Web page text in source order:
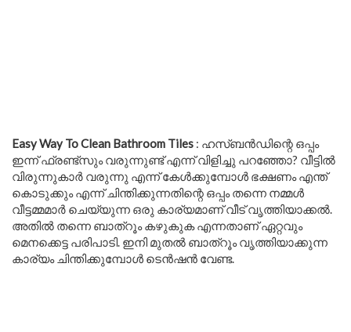
Easy Way To Clean Bathroom Tiles : ഹസ്ബൻഡിന്റെ ഒപ്പം
ഇന്ന് ഫ്രണ്ട്സും വരുന്നുണ്ട് എന്ന് വിളിച്ചു പറഞ്ഞോ? വീട്ടിൽ
വിരുന്നുകാർ വരുന്നു എന്ന് കേൾക്കുമ്പോൾ ഭക്ഷണം എന്ത്
കൊടുക്കും എന്ന് ചിന്തിക്കുന്നതിന്റെ ഒപ്പം തന്നെ നമ്മൾ
വീട്ടമ്മമാർ ചെയ്യുന്ന ഒരു കാര്യമാണ് വീട് വൃത്തിയാക്കൽ.
അതിൽ തന്നെ ബാത്റൂം കഴുകുക എന്നതാണ് ഏറ്റവും
മെനക്കെട്ട പരിപാടി. ഇനി മുതൽ ബാത്റൂം വൃത്തിയാക്കുന്ന
കാര്യം ചിന്തിക്കുമ്പോൾ ടെൻഷൻ വേണ്ട.